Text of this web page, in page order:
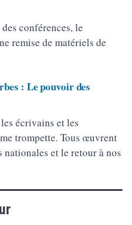
conférences, le
remise de matériels de
: Le pouvoir des
écrivains et les
trompette. Tous œuvrent
et le retour à nos